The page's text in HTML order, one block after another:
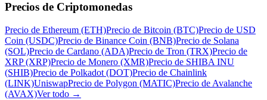
Precios de Criptomonedas
Precio de Ethereum (ETH)Precio de Bitcoin (BTC)Precio de USD
Coin (USDC)Precio de Binance Coin (BNB)Precio de Solana
(SOL)Precio de Cardano (ADA)Precio de Tron (TRX)Precio de
XRP (XRP)Precio de Monero (XMR)Precio de SHIBA INU
(SHIB)Precio de Polkadot (DOT)Precio de Chainlink
(LINK)UniswapPrecio de Polygon (MATIC)Precio de Avalanche
(AVAX)Ver todo →